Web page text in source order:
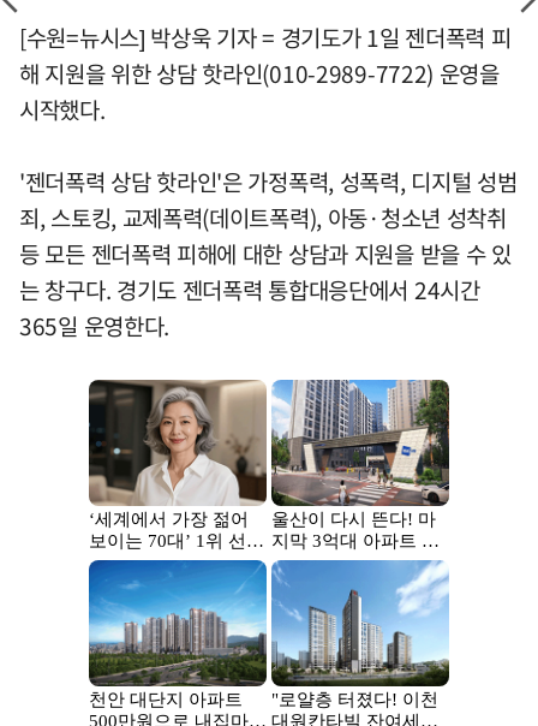
[수원=뉴시스] 박상욱 기자 = 경기도가 1일 젠더폭력 피
해 지원을 위한 상담 핫라인(010-2989-7722) 운영을
시작했다.
'젠더폭력 상담 핫라인'은 가정폭력, 성폭력, 디지털 성범
죄, 스토킹, 교제폭력(데이트폭력), 아동·청소년 성착취
등 모든 젠더폭력 피해에 대한 상담과 지원을 받을 수 있
는 창구다. 경기도 젠더폭력 통합대응단에서 24시간
365일 운영한다.